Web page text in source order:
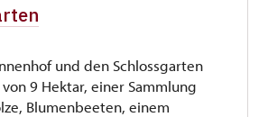
und den Schlossgarten
9 Hektar, einer Sammlung
Blumenbeeten, einem